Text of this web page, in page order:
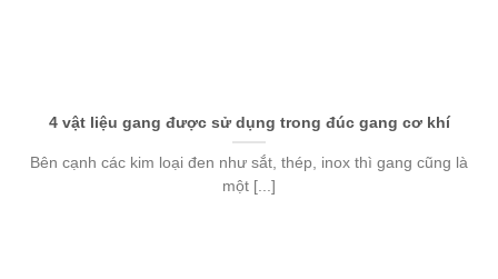
4 vật liệu gang được sử dụng trong đúc gang cơ khí
Bên cạnh các kim loại đen như sắt, thép, inox thì gang cũng là
một [...]